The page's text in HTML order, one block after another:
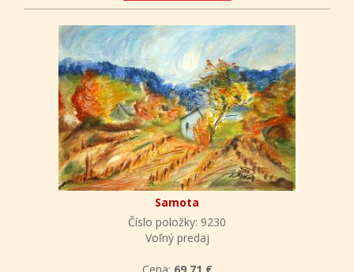
Samota
Číslo položky: 9230
Voľný predaj